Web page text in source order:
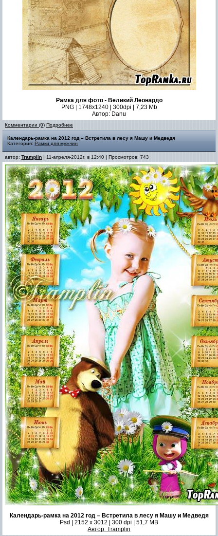
Рамка для фото - Великий Леонардо
PNG | 1748x1240 | 300dpi | 7,23 Mb
Автор: Danu
Комментарии (0) Подробнее
Календарь-рамка на 2012 год – Встретила в лесу я Машу и Медведя
Категория: Рамки для мужчин
автор: Tramplin | 11-апреля-2012г. в 12:40 | Просмотров: 743
Календарь-рамка на 2012 год – Встретила в лесу я Машу и Медведя
Psd | 2152 x 3012 | 300 dpi | 51,7 MB
Автор: Tramplin